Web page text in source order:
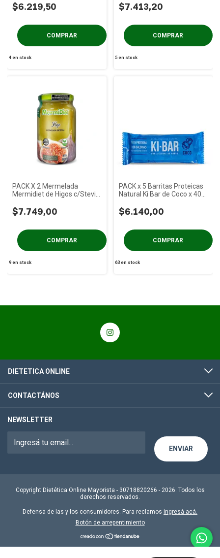
$6.219,50
4en stock
$7.413,20
5 en stock
PACK X 2 Mermelada
Mermidiet de Higos c/Stevia
$7.749,00
9en stock
PACK x 5 Barritas Proteicas
Natural Ki Bar de Coco x 40
$6.140,00
63 en stock
DIETETICA ONLINE
CONTACTÁNOS
NEWSLETTER
Copyright Dietética Online Mayorista - 30718820266 - 2026. Todos los
derechos reservados.
Defensa de las y los consumidores. Para reclamos ingresá acá.
Botón de arrepentimiento